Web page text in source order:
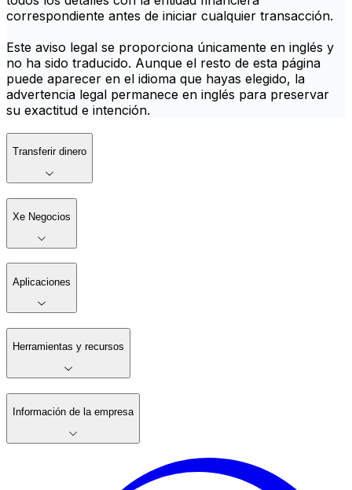
correspondiente antes de iniciar cualquier transacción.
Este aviso legal se proporciona únicamente en inglés y
no ha sido traducido. Aunque el resto de esta página
puede aparecer en el idioma que hayas elegido, la
advertencia legal permanece en inglés para preservar
su exactitud e intención.
Transferir dinero
Xe Negocios
Aplicaciones
Herramientas y recursos
Información de la empresa